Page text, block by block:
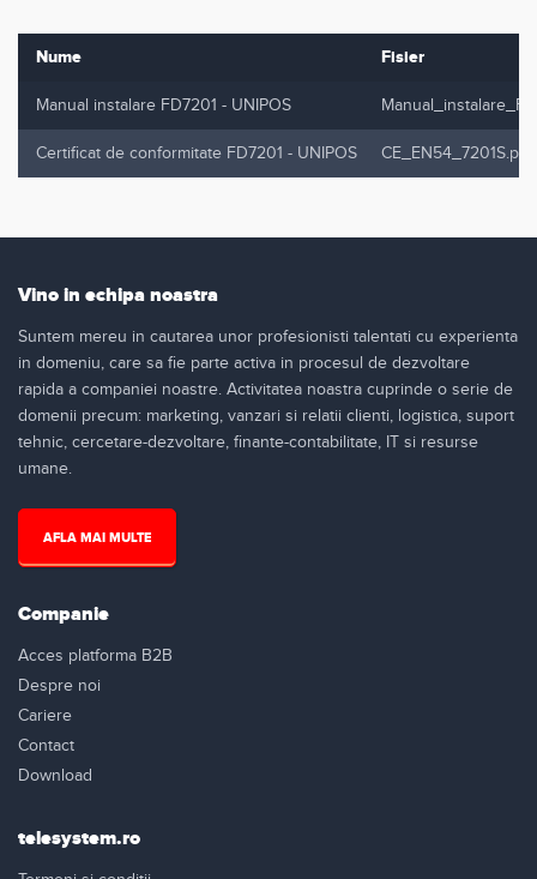
Nume Fisier
Manual instalare FD7201 - UNIPOS
Certificat de conformitate FD7201 - UNIPOS CE_EN54_7201S.pdf
Vino in echipa noastra
Suntem mereu in cautarea unor profesionisti talentati cu experienta
in domeniu, care sa fie parte activa in procesul de dezvoltare
rapida a companiei noastre. Activitatea noastra cuprinde o serie de
domenii precum: marketing, vanzari si relatii clienti, logistica, suport
tehnic, cercetare-dezvoltare, finante-contabilitate, IT si resurse
umane.
AFLA MAI MULTE
Companie
Acces platforma B2B
Despre noi
Cariere
Contact
Download
telesystem.ro